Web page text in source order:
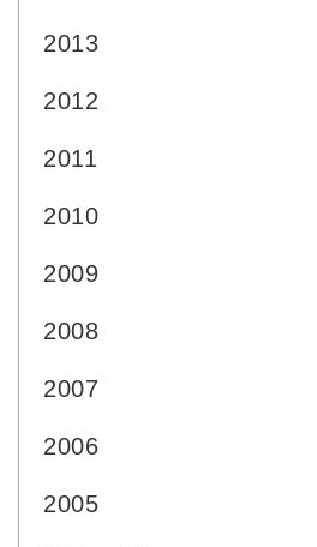
2013
2012
2011
2010
2009
2008
2007
2006
2005